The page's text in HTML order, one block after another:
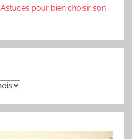
Astuces pour bien choisir son